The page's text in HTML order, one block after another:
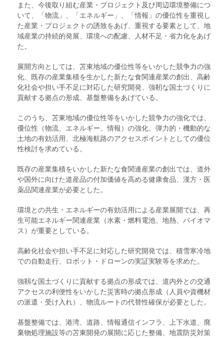
また、今後取り組む産業・プロジェクト及び周辺環境整備につ
いて、「物流」、「エネルギー」、「情報」の優位性を重視し
た産業・プロジェクトの誘致をあげ、重視する要素として、地
域産業の持続的発展、環境への配慮、人材不足・省力化をあげ
た。
展開方向としては、苫東地域の優位性等をいかした競争力の強
化、既存の産業集積を生かした新たな食関連産業の創出、高齢
化社会や担い手不足に対応した研究開発、強靭な国土づくりに
貢献する拠点の形成、基盤整備をあげている。
このうち、苫東地域の優位性等をいかした競争力の強化では、
優位性（物流、エネルギー、情報）の強化、弾力的・機動的な
土地の有効活用、北極海航路のアクセスポイントとしての優位
性検討を求めている。
既存の産業集積をいかした新たな食関連産業の創出では、道外
や国外に向けた道産品の付加価値を高める健康食品、漢方・医
薬品関連産業が必要とした。
環境との共生・エネルギーの有効活用による産業展開では、再
生可能エネルギー関連産業（水素・燃料電池、地熱、バイオマ
ス）が重要としている。
高齢化社会や担い手不足に対応した研究開発では、積雪寒冷地
での自動走行、ロボット・ドローンの実証実験等を求めた。
強靱な国土づくりに貢献する拠点の形成では、道内外との交通
アクセスの利便性をいかした災害時の拠点形成（人員や資機材
の派遣・受け入れ）、物流ルートの代替性確保が必要とした。
基盤整備では、港湾、道路、情報通信インフラ、上下水道、廃
棄物処理施設等の苫東開発の展開に応じた整備、地震防災対策